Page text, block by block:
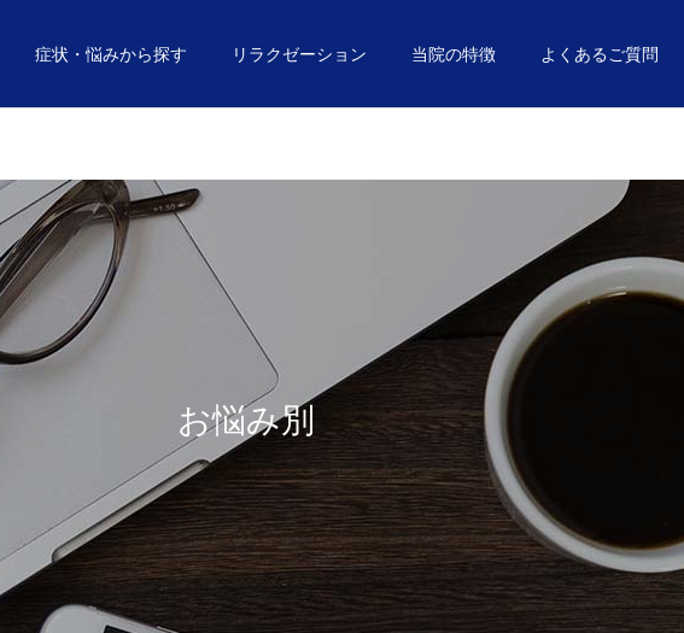
症状・悩みから探す リラクゼーション 当院の特徴 よくあるご質問
初めての方へ
駅近・駐車場完備
お悩み別
ぎっくり腰なりやすい人の
その違和感は「ぎっくり
腰」の予兆かも！？
お悩み別